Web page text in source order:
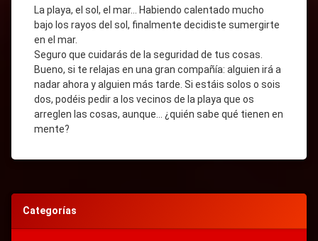
La playa, el sol, el mar… Habiendo calentado mucho
bajo los rayos del sol, finalmente decidiste sumergirte
en el mar.
Seguro que cuidarás de la seguridad de tus cosas.
Bueno, si te relajas en una gran compañía: alguien irá a
nadar ahora y alguien más tarde. Si estáis solos o sois
dos, podéis pedir a los vecinos de la playa que os
arreglen las cosas, aunque… ¿quién sabe qué tienen en
mente?
Categorías